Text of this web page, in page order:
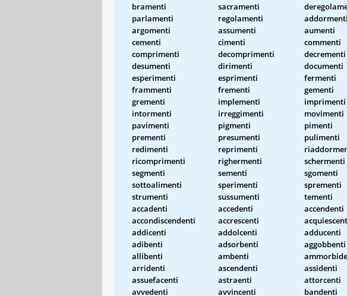
bramenti sacramenti
parlamenti
regolamenti addormenti
argomenti
assumenti aumenti
cementi
cimenti commenti
comprimenti
decomprimenti decrementi
desumenti
dirimenti documenti
esperimenti
esprimenti fermenti
frammenti
frementi gementi
grementi
implementi imprimenti
intormenti
irreggimenti movimenti
pavimenti
pigmenti pimenti
prementi
presumenti pulimenti
redimenti
reprimenti
ricomprimenti
righermenti schermenti
segmenti
sementi sgomenti
sottoalimenti
sperimenti sprementi
strumenti
sussumenti tementi
accadenti
accedenti accendenti
accondiscendenti
accrescenti
addicenti
addolcenti adducenti
adibenti
adsorbenti aggobbenti
allibenti
ambenti
arridenti
ascendenti assidenti
assuefacenti
astraenti attorcenti
avvedenti
avvincenti bandenti